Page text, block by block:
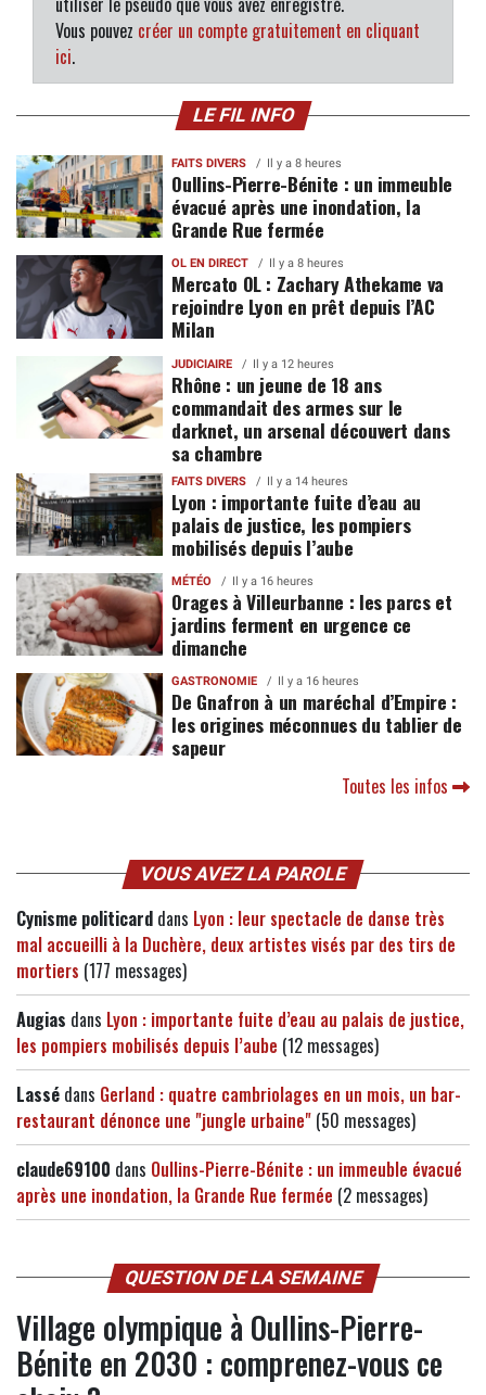
Vous pouvez créer un compte gratuitement en cliquant
ici.
LE FIL INFO
FAITS DIVERS Il y a 8 heures
Oullins-Pierre-Bénite : un immeuble
évacué après une inondation, la
Grande Rue fermée
OL EN DIRECT Il y a 8 heures
Mercato OL : Zachary Athekame va
rejoindre Lyon en prêt depuis l’AC
Milan
JUDICIAIRE Il y a 12 heures
Rhône : un jeune de 18 ans
commandait des armes sur le
darknet, un arsenal découvert dans
sa chambre
FAITS DIVERS Il y a 14 heures
Lyon : importante fuite d’eau au
palais de justice, les pompiers
mobilisés depuis l’aube
MÉTÉO Il y a 16 heures
Orages à Villeurbanne : les parcs et
jardins ferment en urgence ce
dimanche
GASTRONOMIE Il y a 16 heures
De Gnafron à un maréchal d’Empire :
les origines méconnues du tablier de
sapeur
Toutes les infos
VOUS AVEZ LA PAROLE
Cynisme politicard dans Lyon : leur spectacle de danse très
mal accueilli à la Duchère, deux artistes visés par des tirs de
mortiers (177 messages)
Augias dans Lyon : importante fuite d’eau au palais de justice,
les pompiers mobilisés depuis l’aube (12 messages)
Lassé dans Gerland : quatre cambriolages en un mois, un bar-
restaurant dénonce une "jungle urbaine" (50 messages)
claude69100 dans Oullins-Pierre-Bénite : un immeuble évacué
après une inondation, la Grande Rue fermée (2 messages)
QUESTION DE LA SEMAINE
Village olympique à Oullins-Pierre-
Bénite en 2030 : comprenez-vous ce